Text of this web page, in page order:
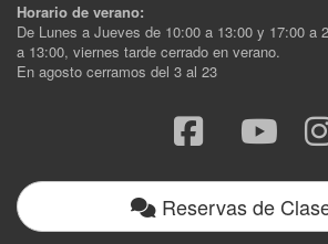
Horario de verano:
De Lunes a Jueves de 10:00 a 13:00 y 17:00 a
a 13:00, viernes tarde cerrado en verano.
En agosto cerramos del 3 al 23
Reservas de